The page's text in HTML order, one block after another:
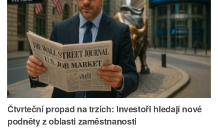
Čtvrteční propad na trzích: Investoři hledají nové
podněty z oblasti zaměstnanosti